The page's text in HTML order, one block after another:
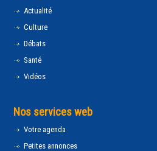
Actualité
Culture
Débats
Santé
Vidéos
Nos services web
Votre agenda
Petites annonces